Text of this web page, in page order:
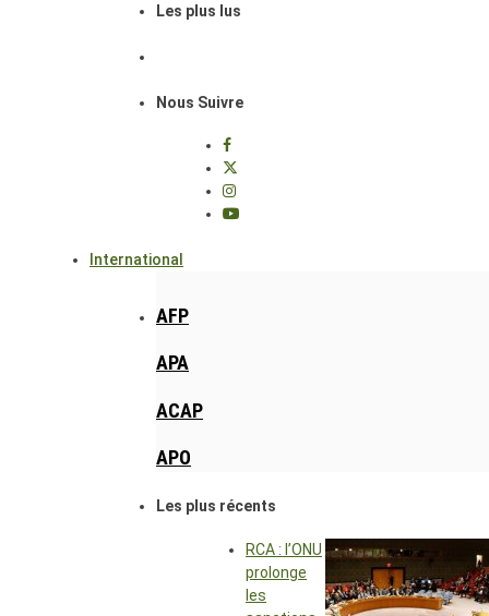
Les plus lus
Nous Suivre
International
AFP
APA
ACAP
APO
Les plus récents
RCA : l’ONU
prolonge
les